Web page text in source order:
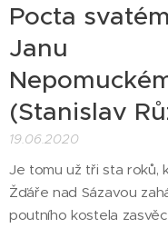
Pocta
Janu
(Stanislav
19.06.2020
Je tomu už tři sta roků,
Žďáře nad Sázavou
poutního kostela